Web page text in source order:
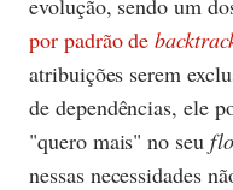
evolução, sendo um
por padrão de
atribuições serem
de dependências, ele
"quero mais" no seu
nessas necessidades